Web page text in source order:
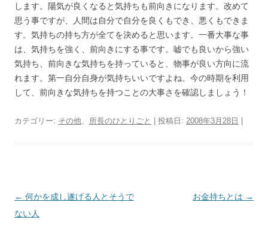
します。陽気が良くなると気持ちも前向きになります。改めて
思う事ですが、人間は自分で自分を良くもでき、悪くもできま
す。気持ちの持ち方が全てを決めると思います。一番大事な事
は、気持ちを強く、前向きにする事です。嘘でも良いから強い
気持ち、前向きな気持ちを持っていると、物事が良い方向に流
れます。第一自分自身が気持ちいいですよね。今の時期を利用
して、前向きな気持ちを持つことの大事さを確認しましょう！
カテゴリー: その他、 所長のひとりごと | 投稿日: 2008年3月28日
投
稿
← 何かを成し遂げる人とそうで
ない人
お金持ちとは →